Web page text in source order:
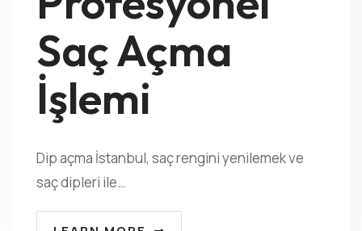
Saç Açma
İşlemi
Dip açma İstanbul, saç rengini yenilemek ve
saç dipleri ile…